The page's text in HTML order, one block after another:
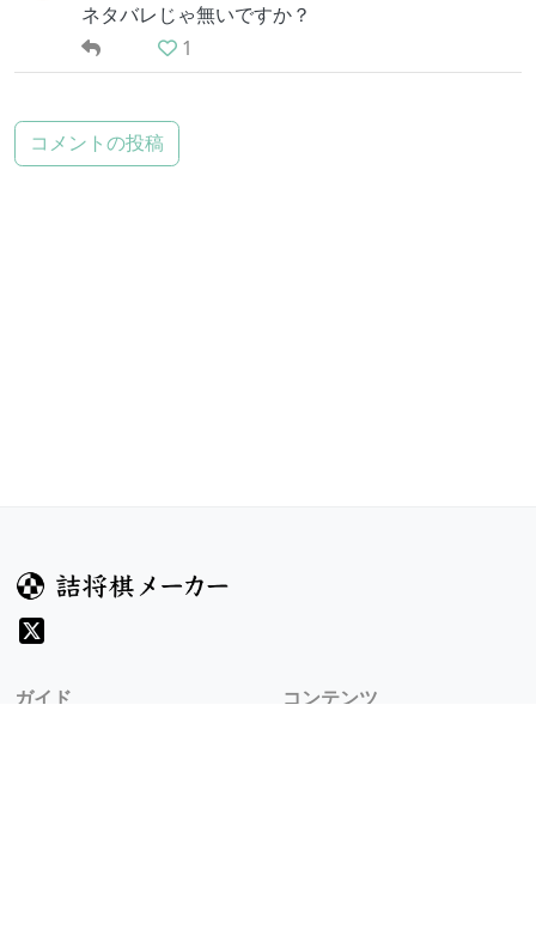
ネタバレじゃ無いですか？
1
コメントの投稿
ガイド
コンテンツ